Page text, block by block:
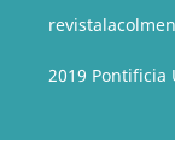
2019 Pontificia